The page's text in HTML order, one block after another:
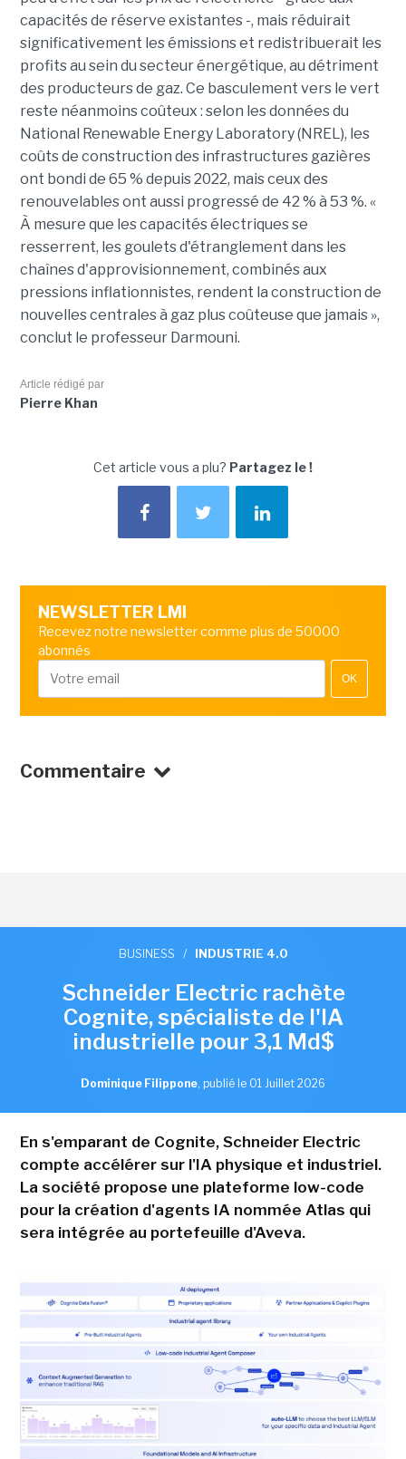
capacités de réserve existantes -, mais réduirait
significativement les émissions et redistribuerait les
profits au sein du secteur énergétique, au détriment
des producteurs de gaz. Ce basculement vers le vert
reste néanmoins coûteux : selon les données du
National Renewable Energy Laboratory (NREL), les
coûts de construction des infrastructures gazières
ont bondi de 65 % depuis 2022, mais ceux des
renouvelables ont aussi progressé de 42 % à 53 %. «
À mesure que les capacités électriques se
resserrent, les goulets d'étranglement dans les
chaînes d'approvisionnement, combinés aux
pressions inflationnistes, rendent la construction de
nouvelles centrales à gaz plus coûteuse que jamais »,
conclut le professeur Darmouni.
Article rédigé par
Pierre Khan
Cet article vous a plu? Partagez le !
NEWSLETTER LMI
Recevez notre newsletter comme plus de 50000
abonnés
OK
Commentaire
BUSINESS / INDUSTRIE 4.0
Schneider Electric rachète
Cognite, spécialiste de l'IA
industrielle pour 3,1 Md$
Dominique Filippone, publié le 01 Juillet 2026
En s'emparant de Cognite, Schneider Electric
compte accélérer sur l'IA physique et industriel.
La société propose une plateforme low-code
pour la création d'agents IA nommée Atlas qui
sera intégrée au portefeuille d'Aveva.